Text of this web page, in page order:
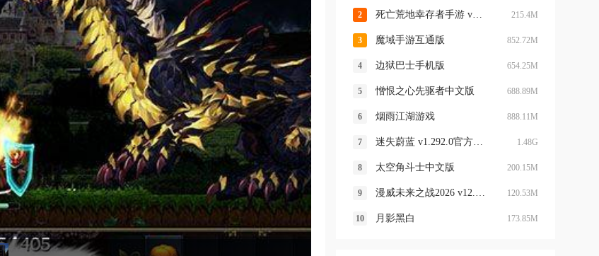
死亡荒地幸存者手游 v1.0.7.273中文版 215.4M
魔域手游互通版 852.72M
边狱巴士手机版 654.25M
憎恨之心先驱者中文版 688.89M
烟雨江湖游戏 888.11M
迷失蔚蓝 v1.292.0官方版本 1.48G
太空角斗士中文版 200.15M
漫威未来之战2026 v12.0.3最新版 120.53M
月影黑白 173.85M